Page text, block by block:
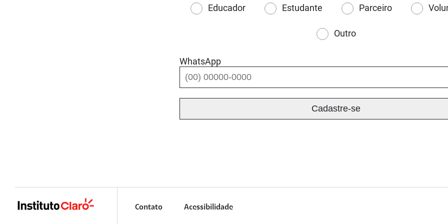
Educador
Estudante Parceiro
Outro
WhatsApp
Contato Acessibilidade